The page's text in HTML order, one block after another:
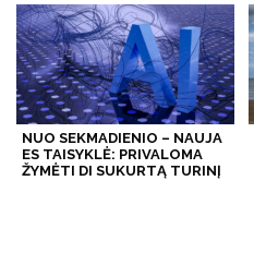
NUO SEKMADIENIO – NAUJA
ES TAISYKLĖ: PRIVALOMA
ŽYMĖTI DI SUKURTĄ TURINĮ